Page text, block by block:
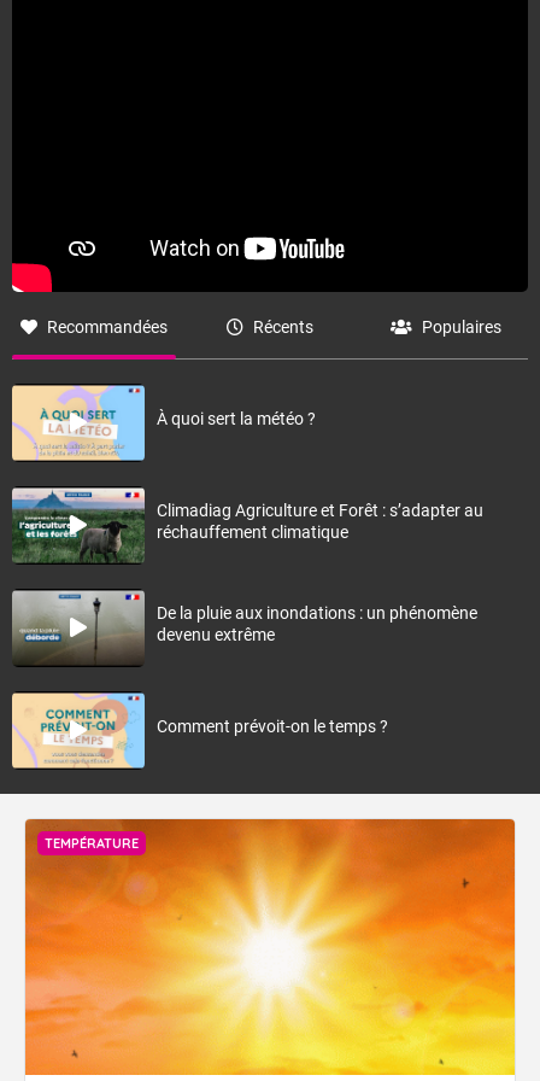
Recommandées Récents Populaires
À quoi sert la météo ?
Climadiag Agriculture et Forêt : s’adapter au
réchauffement climatique
De la pluie aux inondations : un phénomène
devenu extrême
Comment prévoit-on le temps ?
TEMPÉRATURE